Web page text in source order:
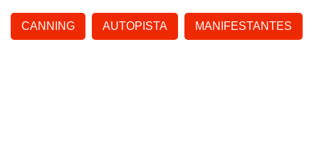
CANNING AUTOPISTA MANIFESTANTES